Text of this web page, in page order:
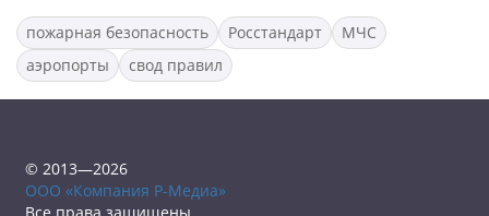
пожарная безопасность Росстандарт
МЧС
аэропорты
свод правил
© 2013—2026
ООО «Компания Р-Медиа»